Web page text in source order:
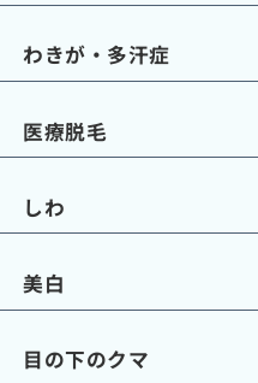
わきが・多汗症
医療脱毛
しわ
美白
目の下のクマ